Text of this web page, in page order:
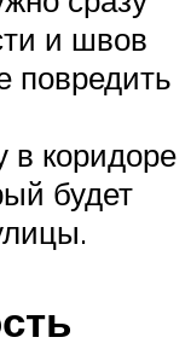
и швов
повредить
в коридоре
будет